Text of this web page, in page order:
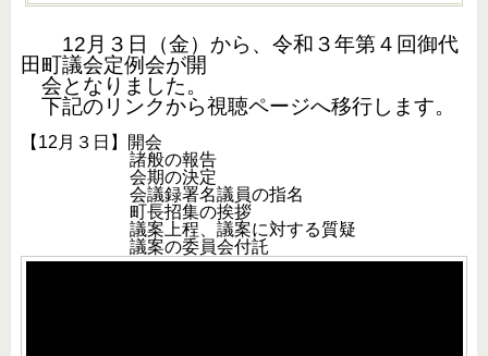
12月３日（金）から、令和３年第４回御代
田町議会定例会が開
会となりました。
下記のリンクから視聴ページへ移行します。
【12月３日】開会
諸般の報告
会期の決定
会議録署名議員の指名
町長招集の挨拶
議案上程、議案に対する質疑
議案の委員会付託